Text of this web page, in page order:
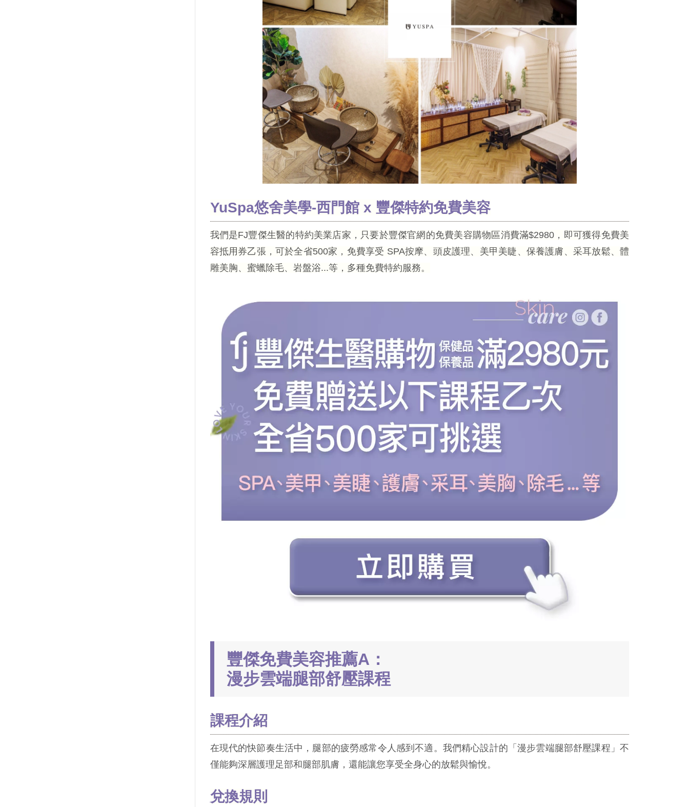
YuSpa悠舍美學-西門館 x 豐傑特約免費美容
我們是FJ豐傑生醫的特約美業店家，只要於豐傑官網的免費美容購物區消費滿$2980，即可獲得免費美
容抵用券乙張，可於全省500家，免費享受 SPA按摩、頭皮護理、美甲美睫、保養護膚、采耳放鬆、體
雕美胸、蜜蠟除毛、岩盤浴...等，多種免費特約服務。
豐傑免費美容推薦A：
漫步雲端腿部舒壓課程
課程介紹
在現代的快節奏生活中，腿部的疲勞感常令人感到不適。我們精心設計的「漫步雲端腿部舒壓課程」不
僅能夠深層護理足部和腿部肌膚，還能讓您享受全身心的放鬆與愉悅。
兌換規則